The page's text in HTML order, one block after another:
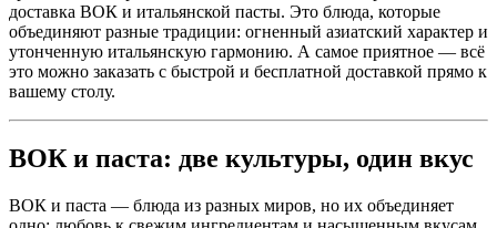
доставка ВОК и итальянской пасты. Это блюда, которые
объединяют разные традиции: огненный азиатский характер и
утонченную итальянскую гармонию. А самое приятное — всё
это можно заказать с быстрой и бесплатной доставкой прямо к
вашему столу.
ВОК и паста: две культуры, один вкус
ВОК и паста — блюда из разных миров, но их объединяет